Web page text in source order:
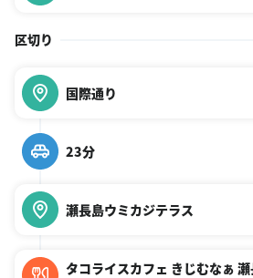
区切り
国際通り
23分
瀬長島ウミカジテラス
タコライスカフェ きじむなぁ